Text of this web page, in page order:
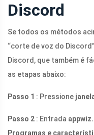
Discord
Se todos os métodos
“corte de voz do
Discord, que também é
as etapas abaixo:
Passo 1 : Pressione
Passo 2 : Entrada
Programas e